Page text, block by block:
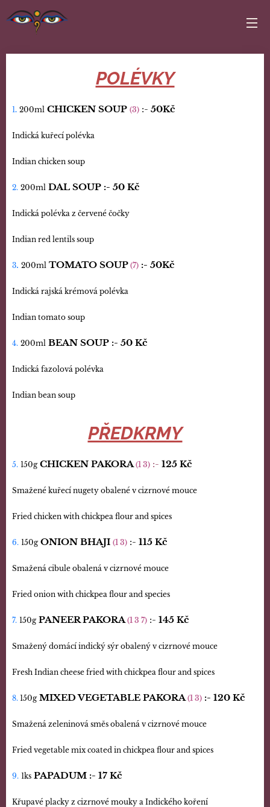
POLÉVKY
1. 200ml CHICKEN SOUP (3) :- 50Kč
Indická kuřecí polévka
Indian chicken soup
2. 200ml DAL SOUP :- 50 Kč
Indická polévka z červené čočky
Indian red lentils soup
3. 200ml TOMATO SOUP (7) :- 50Kč
Indická rajská krémová polévka
Indian tomato soup
4. 200ml BEAN SOUP :- 50 Kč
Indická fazolová polévka
Indian bean soup
PŘEDKRMY
5. 150g CHICKEN PAKORA(1 3) :- 125 Kč
Smažené kuřecí nugety obalené v cizrnové mouce
Fried chicken with chickpea flour and spices
6. 150g ONION BHAJI (1 3) :- 115 Kč
Smažená cibule obalená v cizrnové mouce
Fried onion with chickpea flour and species
7. 150g PANEER PAKORA(1 3 7) :- 145 Kč
Smažený domácí indický sýr obalený v cizrnové mouce
Fresh Indian cheese fried with chickpea flour and spices
8. 150gMIXED VEGETABLE PAKORA(1 3) :- 120 Kč
Smažená zeleninová směs obalená v cizrnové mouce
Fried vegetable mix coated in chickpea flour and spices
9. 1ks PAPADUM :- 17 Kč
Křupavé placky z cizrnové mouky a Indického koření